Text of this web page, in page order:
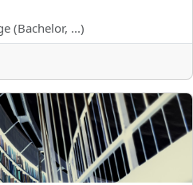
(Bachelor, ...)
1 (Italienisch)